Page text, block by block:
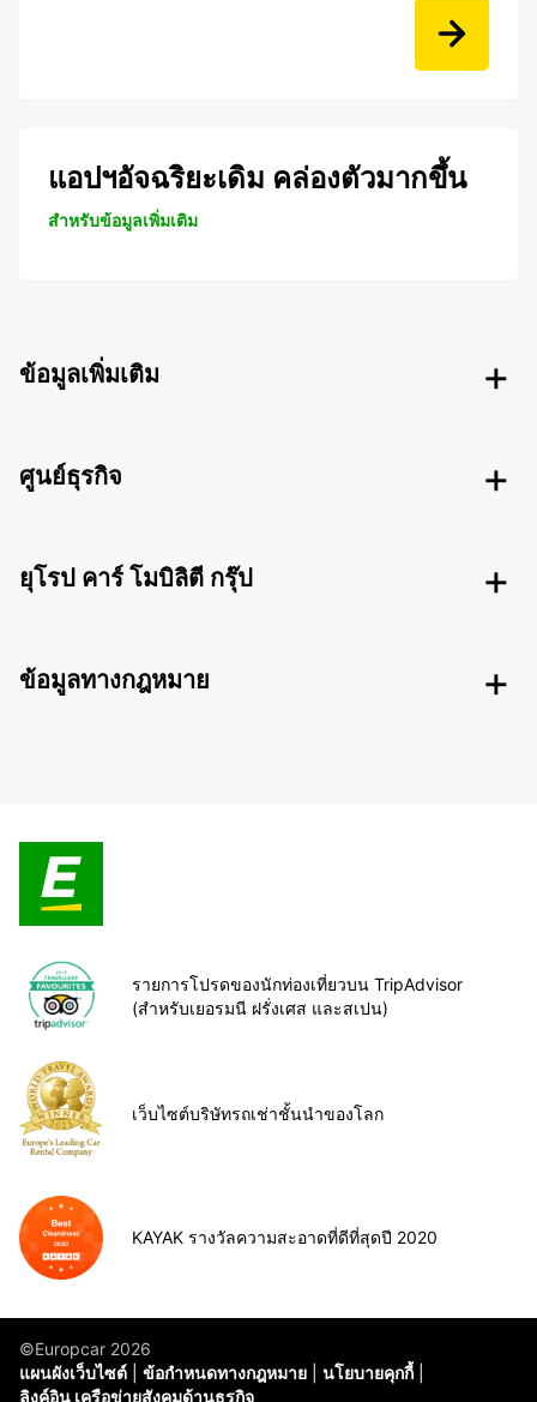
แอปฯอัจฉริยะเดิม คล่องตัวมากขึ้น
สำหรับข้อมูลเพิ่มเติม
ข้อมูลเพิ่มเติม
ศูนย์ธุรกิจ
ยุโรป คาร์ โมบิลิตี กรุ๊ป
ข้อมูลทางกฎหมาย
รายการโปรดของนักท่องเที่ยวบน TripAdvisor
(สำหรับเยอรมนี ฝรั่งเศส และสเปน)
เว็บไซต์บริษัทรถเช่าชั้นนำของโลก
KAYAK รางวัลความสะอาดที่ดีที่สุดปี 2020
©Europcar 2026
แผนผังเว็บไซต์
ข้อกำหนดทางกฎหมาย
นโยบายคุกกี้
ลิงค์อิน เครือข่ายสังคมด้านธุรกิจ